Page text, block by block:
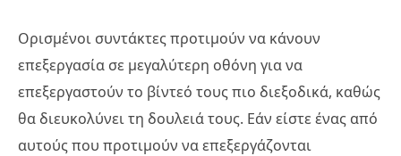
Ορισμένοι συντάκτες προτιμούν να κάνουν
επεξεργασία σε μεγαλύτερη οθόνη για να
επεξεργαστούν το βίντεό τους πιο διεξοδικά, καθώς
θα διευκολύνει τη δουλειά τους. Εάν είστε ένας από
αυτούς που προτιμούν να επεξεργάζονται